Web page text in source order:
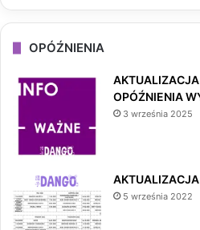
OPÓŹNIENIA
OPÓŹNIENIA
3 września 2025
5 września 2022